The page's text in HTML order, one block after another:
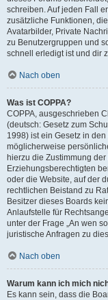
schreiben. Auf jeden Fall
zusätzliche Funktionen,
Avatarbilder, Private
zu Benutzergruppen und
schnell erledigt ist und dir
Nach oben
Was ist COPPA?
COPPA, ausgeschrieben
(deutsch: Gesetz zum
1998) ist ein Gesetz in
möglicherweise
hierzu die Zustimmung
Erziehungsberechtigten
oder die Website, auf der
rechtlichen Beistand zu
Besitzer dieses Boards
Anlaufstelle für
unter der Frage „An wen
juristische Anfragen zu
Nach oben
Warum kann ich mich
Es kann sein, dass die